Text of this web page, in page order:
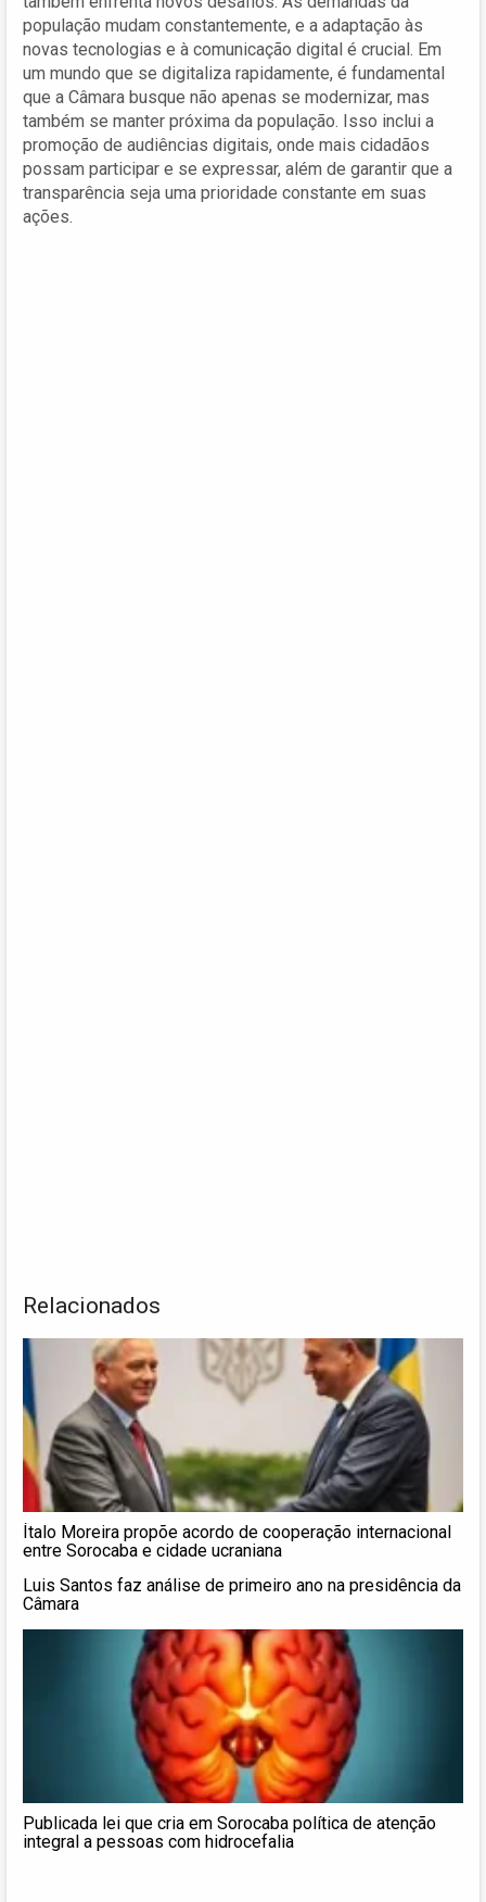
população mudam constantemente, e a adaptação às
novas tecnologias e à comunicação digital é crucial. Em
um mundo que se digitaliza rapidamente, é fundamental
que a Câmara busque não apenas se modernizar, mas
também se manter próxima da população. Isso inclui a
promoção de audiências digitais, onde mais cidadãos
possam participar e se expressar, além de garantir que a
transparência seja uma prioridade constante em suas
ações.
Relacionados
Ítalo Moreira propõe acordo de cooperação internacional
entre Sorocaba e cidade ucraniana
Luis Santos faz análise de primeiro ano na presidência da
Câmara
Publicada lei que cria em Sorocaba política de atenção
integral a pessoas com hidrocefalia